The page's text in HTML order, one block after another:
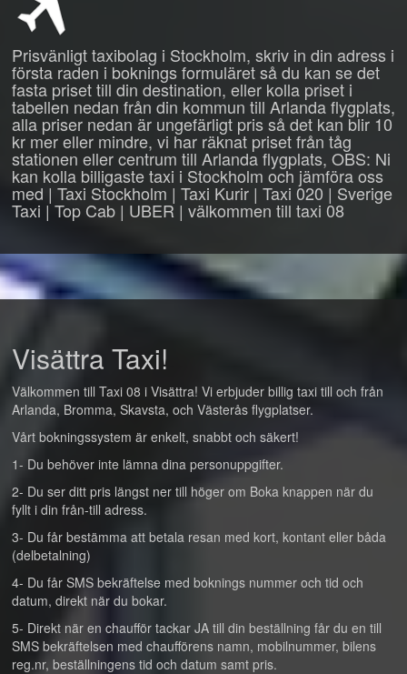
Prisvänligt taxibolag i Stockholm, skriv in din adress i
första raden i boknings formuläret så du kan se det
fasta priset till din destination, eller kolla priset i
tabellen nedan från din kommun till Arlanda flygplats,
alla priser nedan är ungefärligt pris så det kan blir 10
kr mer eller mindre, vi har räknat priset från tåg
stationen eller centrum till Arlanda flygplats, OBS: Ni
kan kolla billigaste taxi i Stockholm och jämföra oss
med | Taxi Stockholm | Taxi Kurir | Taxi 020 | Sverige
Taxi | Top Cab | UBER | välkommen till taxi 08
Visättra Taxi!
Välkommen till Taxi 08 i Visättra! Vi erbjuder billig taxi till och från
Arlanda, Bromma, Skavsta, och Västerås flygplatser.
Vårt bokningssystem är enkelt, snabbt och säkert!
1- Du behöver inte lämna dina personuppgifter.
2- Du ser ditt pris längst ner till höger om Boka knappen när du
fyllt i din från-till adress.
3- Du får bestämma att betala resan med kort, kontant eller båda
(delbetalning)
4- Du får SMS bekräftelse med boknings nummer och tid och
datum, direkt när du bokar.
5- Direkt när en chaufför tackar JA till din beställning får du en till
SMS bekräftelsen med chaufförens namn, mobilnummer, bilens
reg.nr, beställningens tid och datum samt pris.